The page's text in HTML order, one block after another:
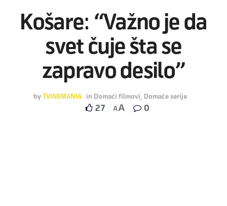
Košare: “Važno je da
svet čuje šta se
zapravo desilo”
byTVINEMANIA in Domaći filmovi, Domaće serije
27 AA 0